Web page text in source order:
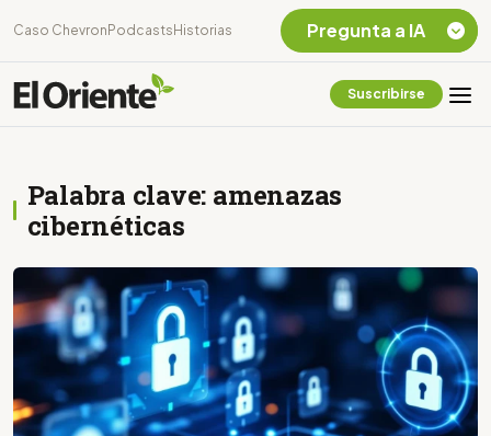
Caso Chevron Podcasts Historias
Suscribirse
Palabra clave: amenazas
cibernéticas
Pregunta a IA
Listar destinos
¿En que consiste la
tasa minera que rige en
Ecuador?